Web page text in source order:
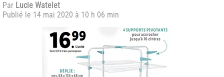
Par Lucie Watelet
Publié le 14 mai 2020 à 10 h 06 min